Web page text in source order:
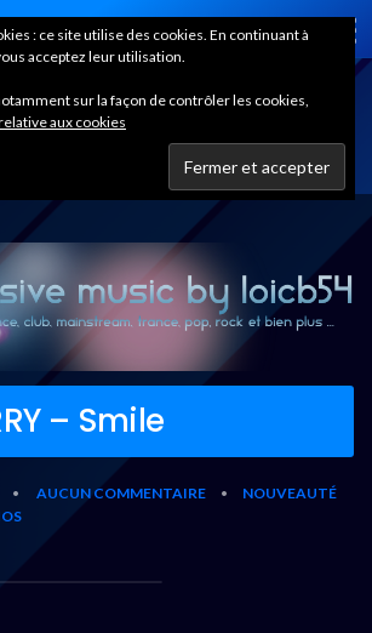
Home
– Smile
• AUCUN COMMENTAIRE •
NOUVEAUTÉ
: ce site utilise des cookies. En continuant à
acceptez leur utilisation.
sur la façon de contrôler les cookies,
aux cookies